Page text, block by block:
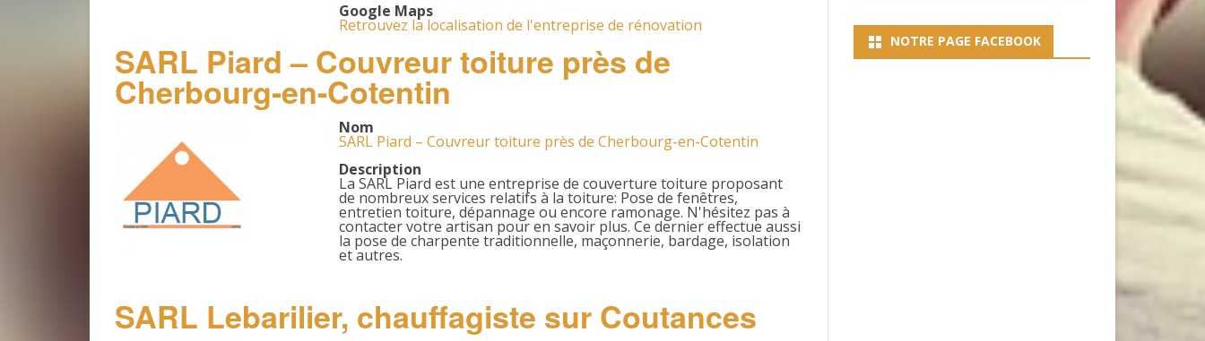
Google Maps
Retrouvez la localisation de l'entreprise de rénovation
SARL Piard – Couvreur toiture près de
Cherbourg-en-Cotentin
Nom
SARL Piard – Couvreur toiture près de Cherbourg-en-Cotentin
Description
La SARL Piard est une entreprise de couverture toiture proposant
de nombreux services relatifs à la toiture: Pose de fenêtres,
entretien toiture, dépannage ou encore ramonage. N'hésitez pas à
contacter votre artisan pour en savoir plus. Ce dernier effectue aussi
la pose de charpente traditionnelle, maçonnerie, bardage, isolation
et autres.
SARL Lebarilier, chauffagiste sur Coutances
NOTRE PAGE FACEBOOK